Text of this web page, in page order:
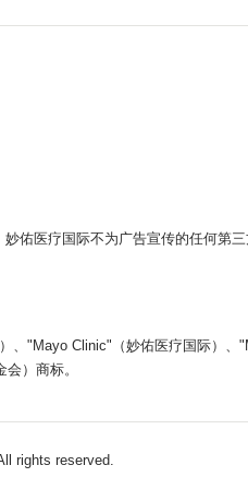
佑医疗国际不为广告宣传的任何第三
"Mayo Clinic"（妙佑医疗国际）
）商标。
rights reserved.